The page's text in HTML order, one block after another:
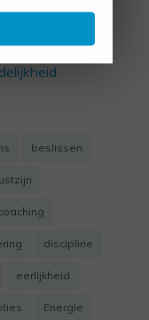
beslissen
discipline
eerlijkheid
Energie